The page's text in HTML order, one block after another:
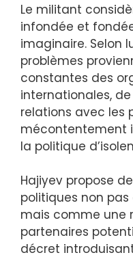
Le militant
infondée et
imaginaire. Selon
problèmes
constantes des
internationales,
relations avec les
mécontentement
la politique
Hajiyev propose
politiques non
mais comme une
partenaires
décret